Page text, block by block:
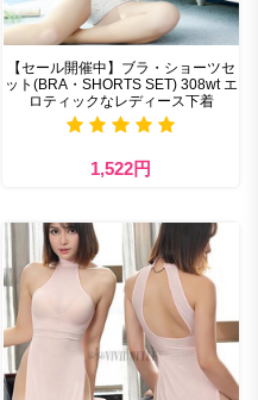
【セール開催中】ブラ・ショーツセ
ット(BRA・SHORTS SET) 308wt エ
ロティックなレディース下着
1,522円